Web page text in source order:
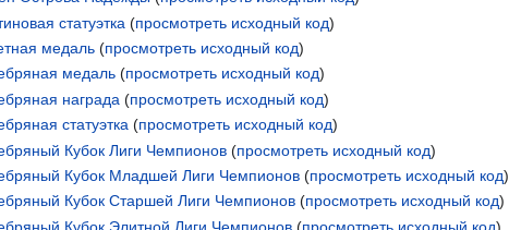
статуэтка (просмотреть исходный код)
медаль (просмотреть исходный код)
медаль (просмотреть исходный код)
награда (просмотреть исходный код)
статуэтка (просмотреть исходный код)
Кубок Лиги Чемпионов (просмотреть исходный код)
Кубок Младшей Лиги Чемпионов (просмотреть исходный код)
Кубок Старшей Лиги Чемпионов (просмотреть исходный код)